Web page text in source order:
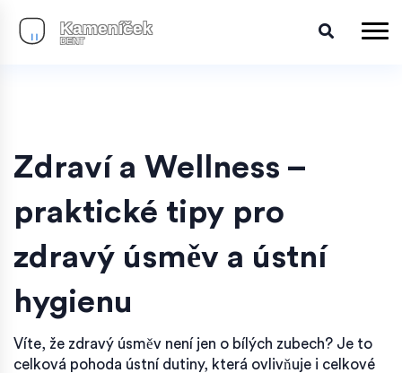
Zdraví a Wellness –
praktické tipy pro
zdravý úsměv a ústní
hygienu
Víte, že zdravý úsměv není jen o bílých zubech? Je to
celková pohoda ústní dutiny, která ovlivňuje i celkové